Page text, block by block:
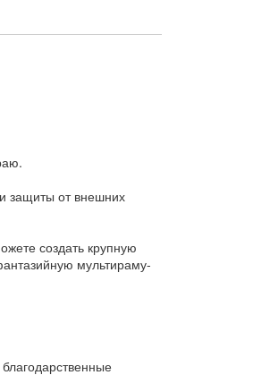
защиты от внешних
создать крупную
мультираму-